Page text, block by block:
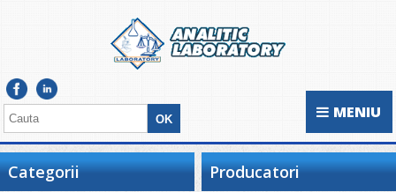
MENIU
Categorii Producatori